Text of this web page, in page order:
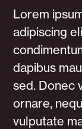
Lorem
adipiscing
dapibus
sed. Donec
ornare,
vulputate